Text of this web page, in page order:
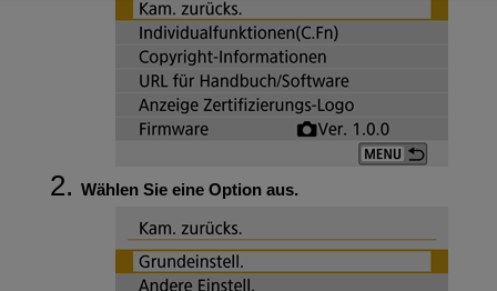
Wählen Sie eine Option aus.